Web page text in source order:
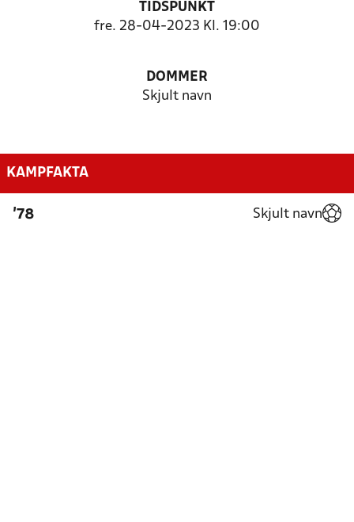
TIDSPUNKT
fre. 28-04-2023 Kl. 19:00
DOMMER
Skjult navn
KAMPFAKTA
'78 Skjult navn